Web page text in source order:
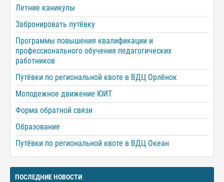
Летние каникулы
Забронировать путёвку
Программы повышения квалификации и
профессионального обучения педагогических
работников
Путёвки по региональной квоте в ВДЦ Орлёнок
Молодежное движение ЮИТ
Форма обратной связи
Образование
Путёвки по региональной квоте в ВДЦ Океан
ПОСЛЕДНИЕ НОВОСТИ